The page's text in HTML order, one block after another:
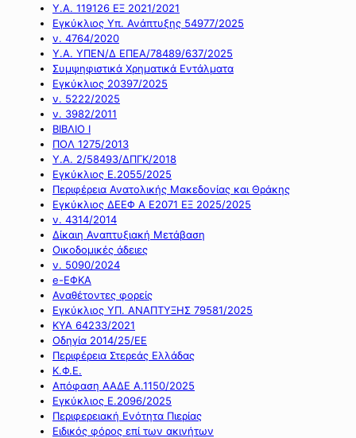
Υ.Α. 119126 ΕΞ 2021/2021
Εγκύκλιος Υπ. Ανάπτυξης 54977/2025
ν. 4764/2020
Υ.Α. ΥΠΕΝ/Δ ΕΠΕΑ/78489/637/2025
Συμψηφιστικά Χρηματικά Εντάλματα
Εγκύκλιος 20397/2025
ν. 5222/2025
ν. 3982/2011
ΒΙΒΛΙΟ Ι
ΠΟΛ 1275/2013
Υ.Α. 2/58493/ΔΠΓΚ/2018
Εγκύκλιος Ε.2055/2025
Περιφέρεια Ανατολικής Μακεδονίας και Θράκης
Εγκύκλιος ΔΕΕΦ Α Ε2071 ΕΞ 2025/2025
ν. 4314/2014
Δίκαιη Αναπτυξιακή Μετάβαση
Οικοδομικές άδειες
ν. 5090/2024
e-ΕΦΚΑ
Αναθέτοντες φορείς
Εγκύκλιος ΥΠ. ΑΝΑΠΤΥΞΗΣ 79581/2025
ΚΥΑ 64233/2021
Οδηγία 2014/25/ΕΕ
Περιφέρεια Στερεάς Ελλάδας
Κ.Φ.Ε.
Απόφαση ΑΑΔΕ Α.1150/2025
Εγκύκλιος Ε.2096/2025
Περιφερειακή Ενότητα Πιερίας
Ειδικός φόρος επί των ακινήτων